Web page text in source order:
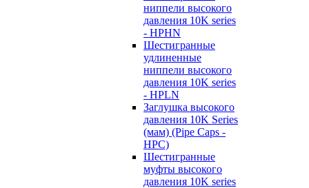
ниппели высокого
давления 10K series
- HPHN
Шестигранные
удлиненные
ниппели высокого
давления 10K series
- HPLN
Заглушка высокого
давления 10K Series
(мам) (Pipe Caps -
HPC)
Шестигранные
муфты высокого
давления 10K series